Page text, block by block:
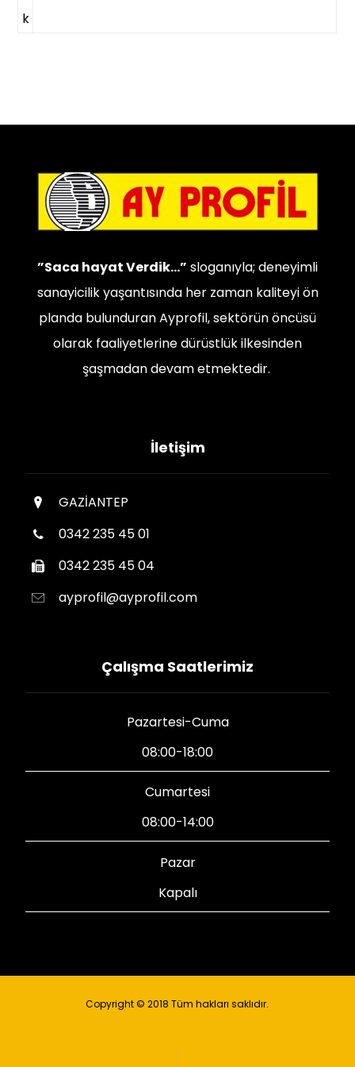
k
”Saca hayat Verdik…” sloganıyla; deneyimli
sanayicilik yaşantısında her zaman kaliteyi ön
planda bulunduran Ayprofil, sektörün öncüsü
olarak faaliyetlerine dürüstlük ilkesinden
şaşmadan devam etmektedir.
İletişim
GAZİANTEP
0342 235 45 01
0342 235 45 04
ayprofil@ayprofil.com
Çalışma Saatlerimiz
Pazartesi-Cuma
08:00-18:00
Cumartesi
08:00-14:00
Pazar
Kapalı
Copyright © 2018 Tüm hakları saklıdır.